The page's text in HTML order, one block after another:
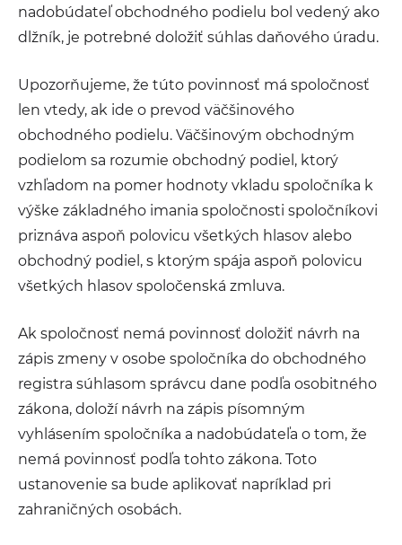
nadobúdateľ obchodného podielu bol vedený ako
dlžník, je potrebné doložiť súhlas daňového úradu.
Upozorňujeme, že túto povinnosť má spoločnosť
len vtedy, ak ide o prevod väčšinového
obchodného podielu. Väčšinovým obchodným
podielom sa rozumie obchodný podiel, ktorý
vzhľadom na pomer hodnoty vkladu spoločníka k
výške základného imania spoločnosti spoločníkovi
priznáva aspoň polovicu všetkých hlasov alebo
obchodný podiel, s ktorým spája aspoň polovicu
všetkých hlasov spoločenská zmluva.
Ak spoločnosť nemá povinnosť doložiť návrh na
zápis zmeny v osobe spoločníka do obchodného
registra súhlasom správcu dane podľa osobitného
zákona, doloží návrh na zápis písomným
vyhlásením spoločníka a nadobúdateľa o tom, že
nemá povinnosť podľa tohto zákona. Toto
ustanovenie sa bude aplikovať napríklad pri
zahraničných osobách.